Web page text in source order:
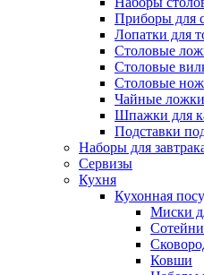
Приборы для
Лопатки для
Столовые
Столовые
Столовые
Чайные
Шпажки для
Подставки
Наборы для
Сервизы
Кухня
Кухонная
Миски
Ковши